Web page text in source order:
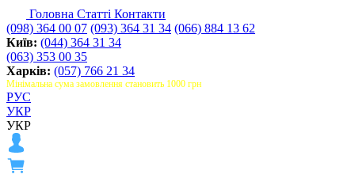
Головна Статті Контакти
(098) 364 00 07 (093) 364 31 34 (066) 884 13 62
Київ: (044) 364 31 34
(063) 353 00 35
Харків: (057) 766 21 34
Мінімальна сума замовлення становить 1000 грн
РУС
УКР
УКР